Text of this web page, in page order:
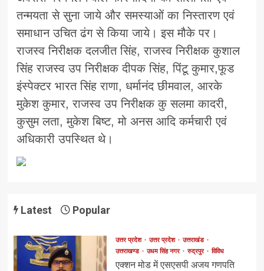
तन्मयता से सुना जाये और समस्याओं का निस्तारण एवं
समाधान उचित ढंग से किया जाये। इस मौके पर।
राजस्व निरीक्षक दलजीत सिंह, राजस्व निरीक्षक कुशाल
सिंह राजस्व उप निरीक्षक दीपक सिंह, पिंटू कुमार,फूड
इंस्पेक्टर भारत सिंह राणा, धर्मानंद छीमवाल, आरके
मुकेश कुमार, राजस्व उप निरीक्षक कु सलमा कादरी,
कुसुम लता, मुकेश बिष्ट, मो अनस आदि कर्मचारी एवं
अधिकारी उपस्थित थे।
Latest Popular
उत्तर प्रदेश उत्तर प्रदेश
उत्तराखंड
उत्तराखण्ड
उधम सिंह नगर रुद्रपुर विविध
एक्शन मोड में एसएसपी अजय गणपति